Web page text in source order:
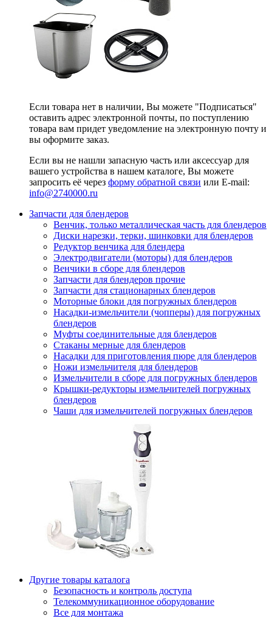
Если товара нет в наличии, Вы можете "Подписаться"
оставить адрес электронной почты, по поступлению
товара вам придет уведомление на электронную почту и
вы оформите заказ.
Если вы не нашли запасную часть или аксессуар для
вашего устройства в нашем каталоге, Вы можете
запросить её через форму обратной связи или E-mail:
info@2740000.ru
Запчасти для блендеров
Венчик, только металлическая часть для блендеров
Диски нарезки, терки, шинковки для блендеров
Редуктор венчика для блендера
Электродвигатели (моторы) для блендеров
Венчики в сборе для блендеров
Запчасти для блендеров прочие
Запчасти для стационарных блендеров
Моторные блоки для погружных блендеров
Насадки-измельчители (чопперы) для погружных
блендеров
Муфты соединительные для блендеров
Стаканы мерные для блендеров
Насадки для приготовления пюре для блендеров
Ножи измельчителя для блендеров
Измельчители в сборе для погружных блендеров
Крышки-редукторы измельчителей погружных
блендеров
Чаши для измельчителей погружных блендеров
Другие товары каталога
Безопасность и контроль доступа
Телекоммуникационное оборудование
Все для монтажа